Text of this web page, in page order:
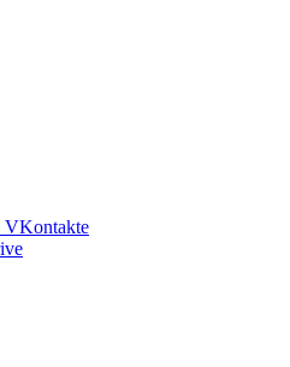
VKontakte